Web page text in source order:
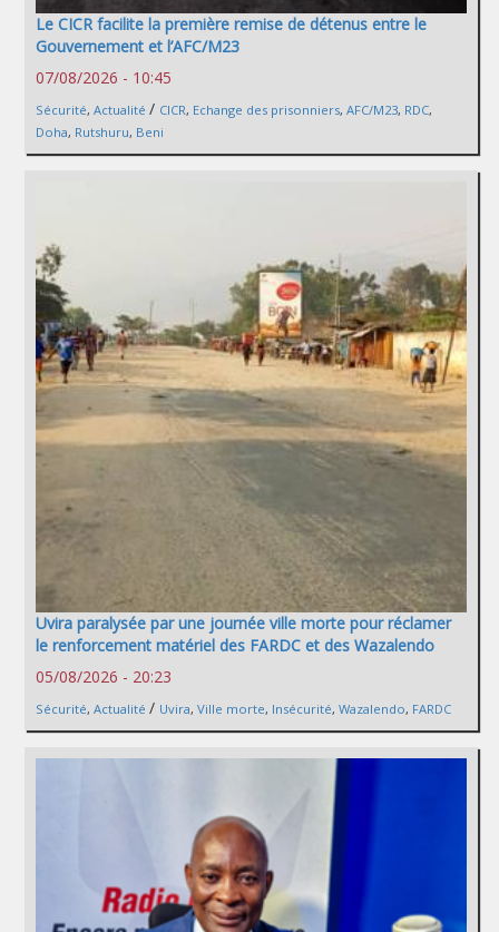
Le CICR facilite la première remise de détenus entre le
Gouvernement et l’AFC/M23
07/08/2026 - 10:45
Sécurité, Actualité / CICR, Echange des prisonniers, AFC/M23, RDC,
Doha, Rutshuru, Beni
Uvira paralysée par une journée ville morte pour réclamer
le renforcement matériel des FARDC et des Wazalendo
05/08/2026 - 20:23
Sécurité, Actualité / Uvira, Ville morte, Insécurité, Wazalendo, FARDC